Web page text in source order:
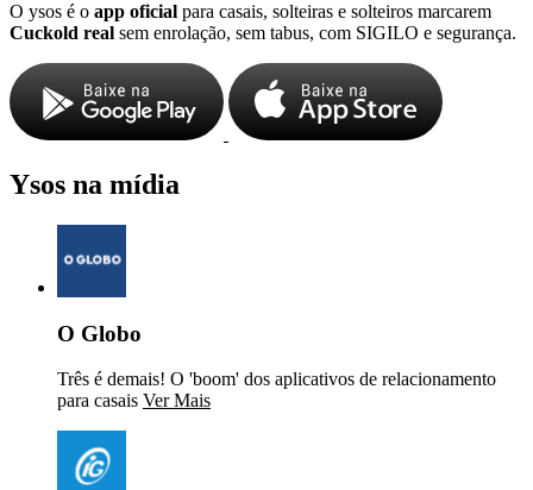
O ysos é o app oficial para casais, solteiras e solteiros marcarem
Cuckold real sem enrolação, sem tabus, com SIGILO e segurança.
Ysos na mídia
O Globo
Três é demais! O 'boom' dos aplicativos de relacionamento
para casais Ver Mais